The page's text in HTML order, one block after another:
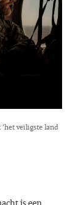
veiligste land
is een